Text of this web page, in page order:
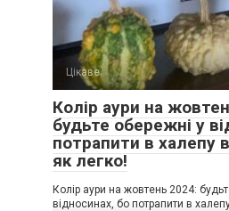
Цікаве
Колір аури на
будьте обережні у
потрапити в халепу
як легко!
Колір аури на жовтень 2024:
відносинах, бо потрапити в